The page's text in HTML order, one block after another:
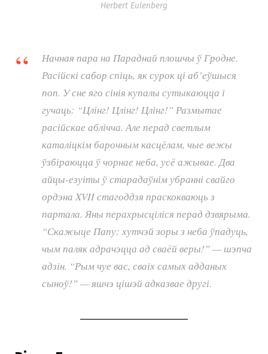
Herbert Eulenberg
Начная пара на Параднай плошчы ў Гродне.
Расійскі сабор спіць, як сурок ці аб’еўшыся
поп. У сне яго сінія купалы сутыкаюцца і
гучаць: “Цлінг! Цлінг! Цлінг!” Размытае
расійскае аблічча. Але перад светлым
каталіцкім барочным касцёлам, чые вежы
ўзбіраюцца ў чорнае неба, усё ажывае. Два
айцы-езуіты ў старадаўнім убранні свайго
ордэна XVII стагоддзя праскокваюць з
партала. Яны перахрысціліся перад дзвярыма.
“Скажыце Папу: хутчэй зоры з неба ўпадуць,
чым паляк адрачэцца ад сваёй веры!” — шэпча
адзін. “Рым чуе вас, сваіх самых адданых
сыноў!” — яшчэ цішэй адказвае другі.